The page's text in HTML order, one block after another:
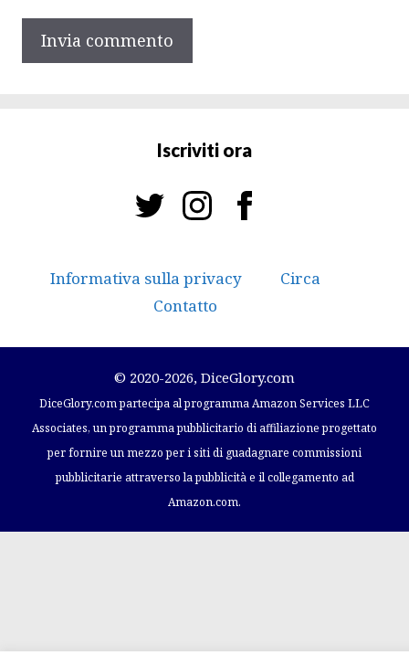
Iscriviti ora
Informativa sulla privacy
Circa
Contatto
© 2020-2026, DiceGlory.com
DiceGlory.com partecipa al programma Amazon Services LLC
Associates, un programma pubblicitario di affiliazione progettato
per fornire un mezzo per i siti di guadagnare commissioni
pubblicitarie attraverso la pubblicità e il collegamento ad
Amazon.com.